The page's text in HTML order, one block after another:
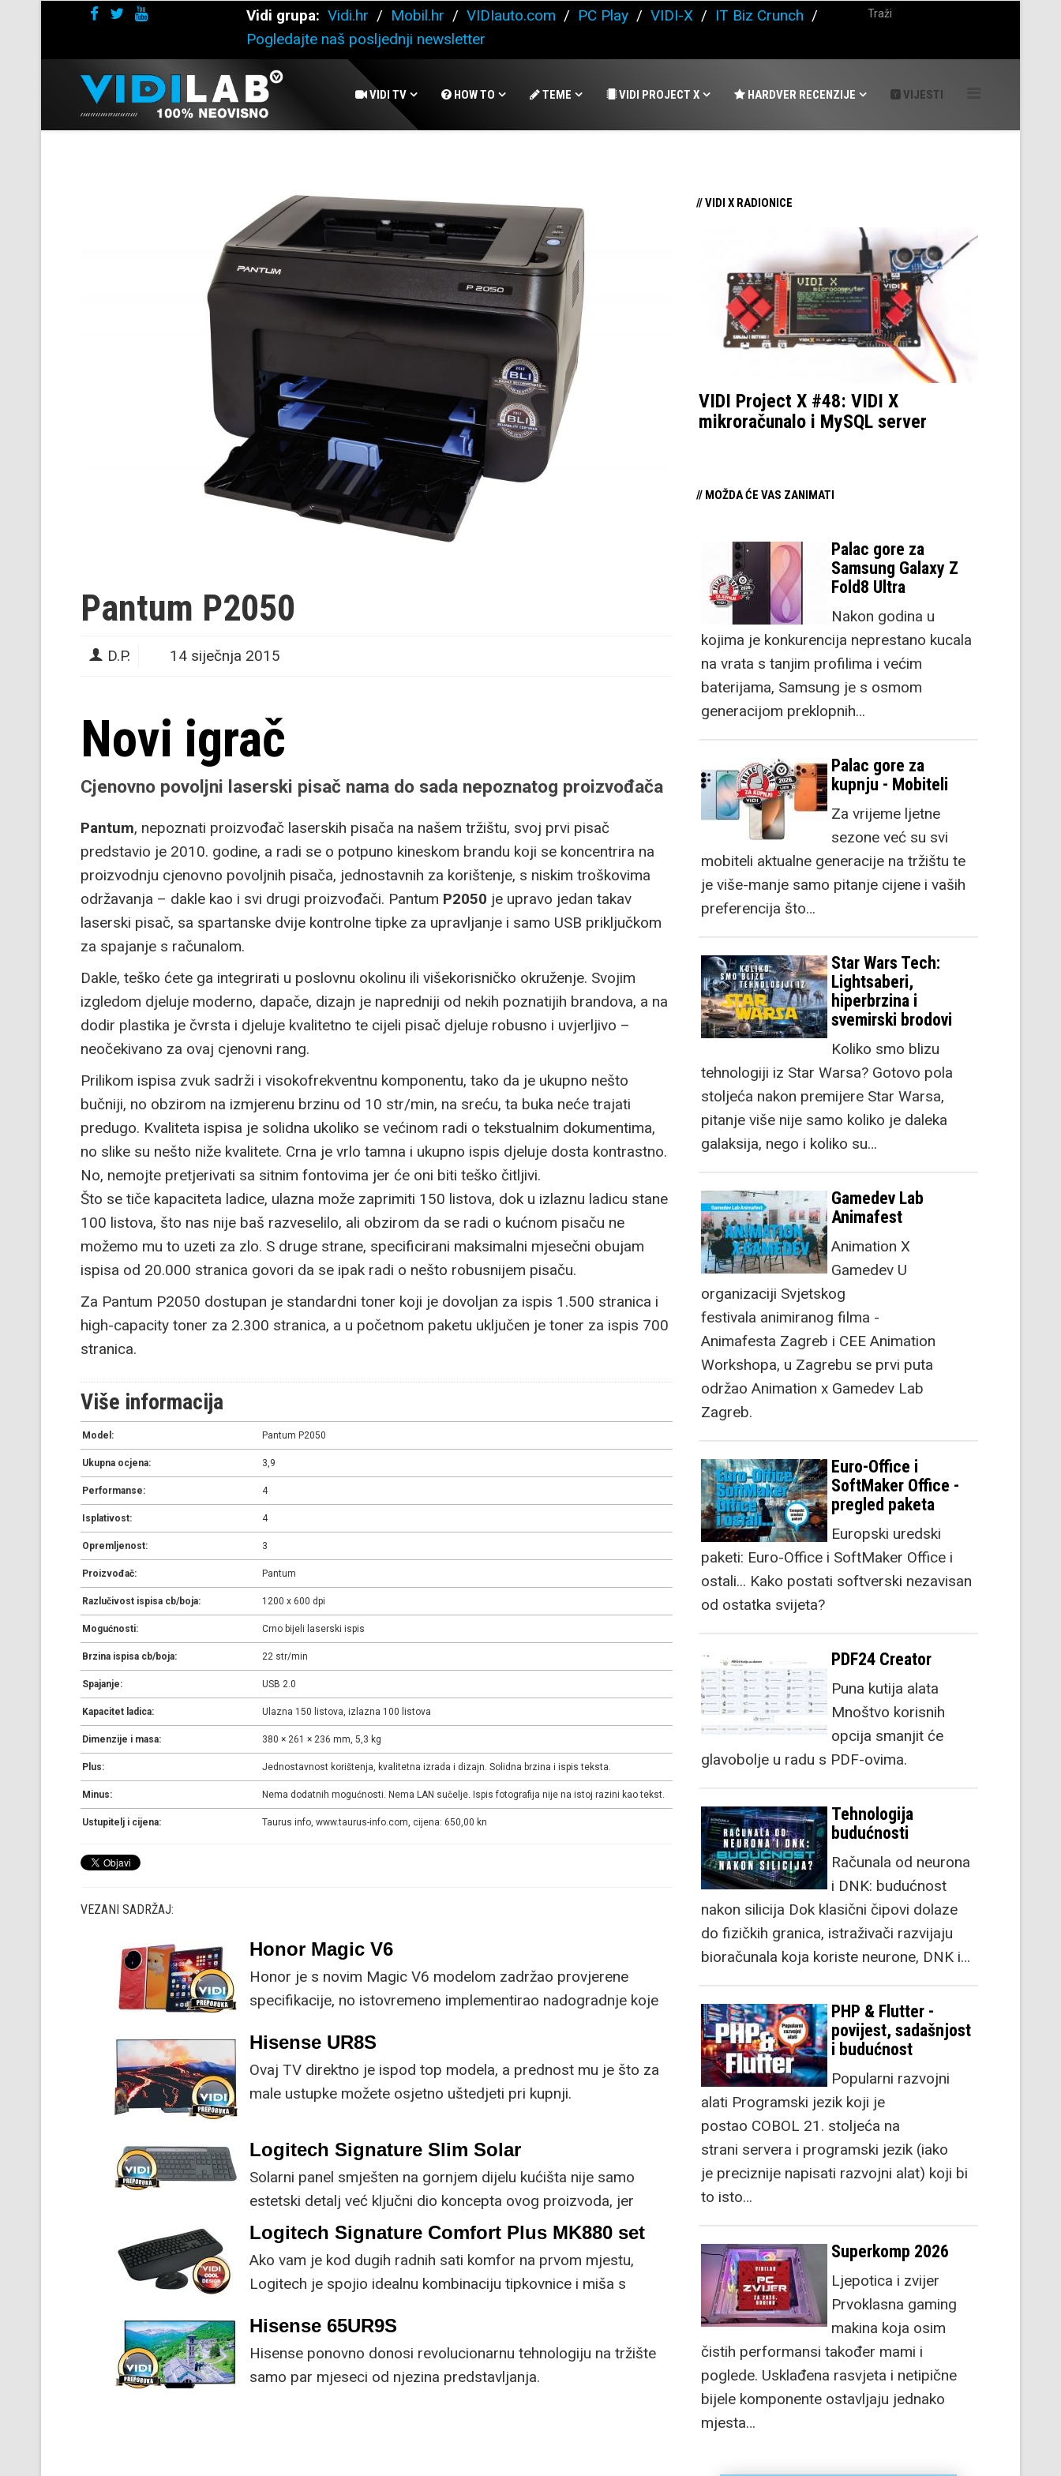
Vidi grupa: Vidi.hr / Mobil.hr / VIDIauto.com / PC Play / VIDI-X / IT Biz Crunch /
Pogledajte naš posljednji newsletter
VIDI TV HOW TO TEME VIDI PROJECT X HARDVER RECENZIJE VIJESTI
Pantum P2050
D.P. 14 siječnja 2015
Novi igrač
Cjenovno povoljni laserski pisač nama do sada nepoznatog proizvođača
Pantum, nepoznati proizvođač laserskih pisača na našem tržištu, svoj prvi pisač
predstavio je 2010. godine, a radi se o potpuno kineskom brandu koji se koncentrira na
proizvodnju cjenovno povoljnih pisača, jednostavnih za korištenje, s niskim troškovima
održavanja – dakle kao i svi drugi proizvođači. Pantum P2050 je upravo jedan takav
laserski pisač, sa spartanske dvije kontrolne tipke za upravljanje i samo USB priključkom
za spajanje s računalom.
Dakle, teško ćete ga integrirati u poslovnu okolinu ili višekorisničko okruženje. Svojim
izgledom djeluje moderno, dapače, dizajn je napredniji od nekih poznatijih brandova, a na
dodir plastika je čvrsta i djeluje kvalitetno te cijeli pisač djeluje robusno i uvjerljivo –
neočekivano za ovaj cjenovni rang.
Prilikom ispisa zvuk sadrži i visokofrekventnu komponentu, tako da je ukupno nešto
bučniji, no obzirom na izmjerenu brzinu od 10 str/min, na sreću, ta buka neće trajati
predugo. Kvaliteta ispisa je solidna ukoliko se većinom radi o tekstualnim dokumentima,
no slike su nešto niže kvalitete. Crna je vrlo tamna i ukupno ispis djeluje dosta kontrastno.
No, nemojte pretjerivati sa sitnim fontovima jer će oni biti teško čitljivi.
Što se tiče kapaciteta ladice, ulazna može zaprimiti 150 listova, dok u izlaznu ladicu stane
100 listova, što nas nije baš razveselilo, ali obzirom da se radi o kućnom pisaču ne
možemo mu to uzeti za zlo. S druge strane, specificirani maksimalni mjesečni obujam
ispisa od 20.000 stranica govori da se ipak radi o nešto robusnijem pisaču.
Za Pantum P2050 dostupan je standardni toner koji je dovoljan za ispis 1.500 stranica i
high-capacity toner za 2.300 stranica, a u početnom paketu uključen je toner za ispis 700
stranica.
Više informacija
Model: Pantum P2050
Ukupna ocjena: 3,9
Performanse: 4
Isplativost: 4
Opremljenost: 3
Proizvođač: Pantum
Razlučivost ispisa cb/boja: 1200 x 600 dpi
Mogućnosti: Crno bijeli laserski ispis
Brzina ispisa cb/boja: 22 str/min
Spajanje: USB 2.0
Kapacitet ladica: Ulazna 150 listova, izlazna 100 listova
Dimenzije i masa: 380 × 261 × 236 mm, 5,3 kg
Plus: Jednostavnost korištenja, kvalitetna izrada i dizajn. Solidna brzina i ispis teksta.
Minus: Nema dodatnih mogućnosti. Nema LAN sučelje. Ispis fotografija nije na istoj razini kao tekst.
Ustupitelj i cijena: Taurus info, www.taurus-info.com, cijena: 650,00 kn
VEZANI SADRŽAJ:
Honor Magic V6
Honor je s novim Magic V6 modelom zadržao provjerene
specifikacije, no istovremeno implementirao nadogradnje koje
Hisense UR8S
Ovaj TV direktno je ispod top modela, a prednost mu je što za
male ustupke možete osjetno uštedjeti pri kupnji.
Logitech Signature Slim Solar
Solarni panel smješten na gornjem dijelu kućišta nije samo
estetski detalj već ključni dio koncepta ovog proizvoda, jer
koristi energiju prirodnog ili umjetnog svjetla za rad.
Logitech Signature Comfort Plus MK880 set
Ako vam je kod dugih radnih sati komfor na prvom mjestu,
Logitech je spojio idealnu kombinaciju tipkovnice i miša s
Hisense 65UR9S
Hisense ponovno donosi revolucionarnu tehnologiju na tržište
samo par mjeseci od njezina predstavljanja.
// VIDI X RADIONICE
VIDI Project X #48: VIDI X
mikroračunalo i MySQL server
// MOŽDA ĆE VAS ZANIMATI
Palac gore za
Samsung Galaxy Z
Fold8 Ultra
Nakon godina u
kojima je konkurencija neprestano kucala
na vrata s tanjim profilima i većim
baterijama, Samsung je s osmom
generacijom preklopnih…
Palac gore za
kupnju - Mobiteli
Za vrijeme ljetne
sezone već su svi
mobiteli aktualne generacije na tržištu te
je više-manje samo pitanje cijene i vaših
preferencija što…
Star Wars Tech:
Lightsaberi,
hiperbrzina i
svemirski brodovi
Koliko smo blizu
tehnologiji iz Star Warsa? Gotovo pola
stoljeća nakon premijere Star Warsa,
pitanje više nije samo koliko je daleka
galaksija, nego i koliko su…
Gamedev Lab
Animafest
Animation X
Gamedev U
organizaciji Svjetskog
festivala animiranog filma -
Animafesta Zagreb i CEE Animation
Workshopa, u Zagrebu se prvi puta
održao Animation x Gamedev Lab
Zagreb.
Euro-Office i
SoftMaker Office -
pregled paketa
Europski uredski
paketi: Euro-Office i SoftMaker Office i
ostali... Kako postati softverski nezavisan
od ostatka svijeta?
PDF24 Creator
Puna kutija alata
Mnoštvo korisnih
opcija smanjit će
glavobolje u radu s PDF-ovima.
Tehnologija
budućnosti
Računala od neurona
i DNK: budućnost
nakon silicija Dok klasični čipovi dolaze
do fizičkih granica, istraživači razvijaju
bioračunala koja koriste neurone, DNK i…
PHP & Flutter -
povijest, sadašnjost
i budućnost
Popularni razvojni
alati Programski jezik koji je
postao COBOL 21. stoljeća na
strani servera i programski jezik (iako
je preciznije napisati razvojni alat) koji bi
to isto…
Superkomp 2026
Ljepotica i zvijer
Prvoklasna gaming
makina koja osim
čistih performansi također mami i
poglede. Usklađena rasvjeta i netipične
bijele komponente ostavljaju jednako
mjesta…